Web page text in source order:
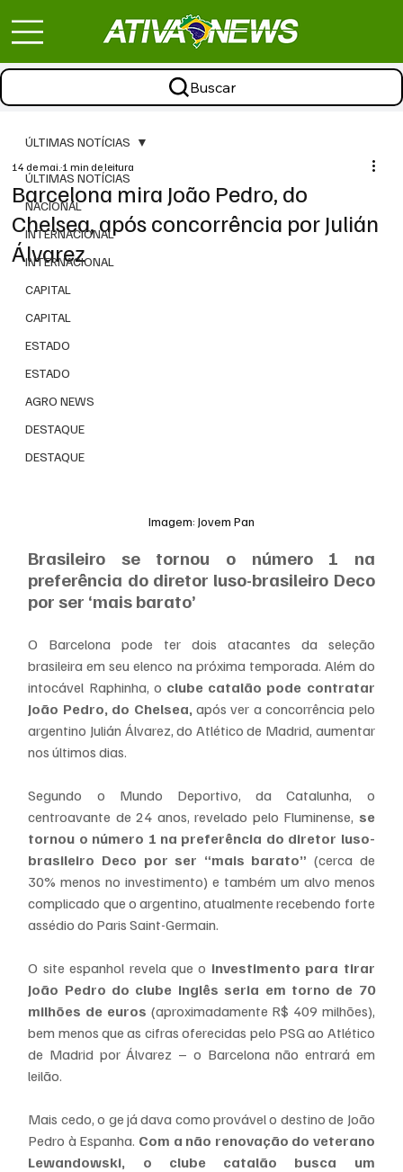
Buscar
ÚLTIMAS NOTÍCIAS
NACIONAL
INTERNACIONAL
INTERNACIONAL
CAPITAL
CAPITAL
ESTADO
ESTADO
AGRO NEWS
DESTAQUE
DESTAQUE
ÚLTIMAS NOTÍCIAS
Barcelona mira João Pedro, do
Chelsea, após concorrência por Julián
Álvarez
14 de mai.1 min de leitura
Imagem: Jovem Pan
Brasileiro se tornou o número 1 na
preferência do diretor luso-brasileiro Deco
por ser ‘mais barato’
O Barcelona pode ter dois atacantes da seleção
brasileira em seu elenco na próxima temporada. Além do
intocável Raphinha, o clube catalão pode contratar
João Pedro, do Chelsea, após ver a concorrência pelo
argentino Julián Álvarez, do Atlético de Madrid, aumentar
nos últimos dias.
Segundo o Mundo Deportivo, da Catalunha, o
centroavante de 24 anos, revelado pelo Fluminense, se
tornou o número 1 na preferência do diretor luso-
brasileiro Deco por ser “mais barato” (cerca de
30% menos no investimento) e também um alvo menos
complicado que o argentino, atualmente recebendo forte
assédio do Paris Saint-Germain.
O site espanhol revela que o investimento para tirar
João Pedro do clube inglês seria em torno de 70
milhões de euros (aproximadamente R$ 409 milhões),
bem menos que as cifras oferecidas pelo PSG ao Atlético
de Madrid por Álvarez – o Barcelona não entrará em
leilão.
Mais cedo, o ge já dava como provável o destino de João
Pedro à Espanha. Com a não renovação do veterano
Lewandowski, o clube catalão busca um